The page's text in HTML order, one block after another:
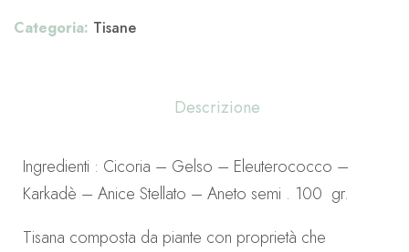
Categoria: Tisane
Descrizione
Ingredienti : Cicoria – Gelso – Eleuterococco –
Karkadè – Anice Stellato – Aneto semi . 100 gr.
Tisana composta da piante con proprietà che